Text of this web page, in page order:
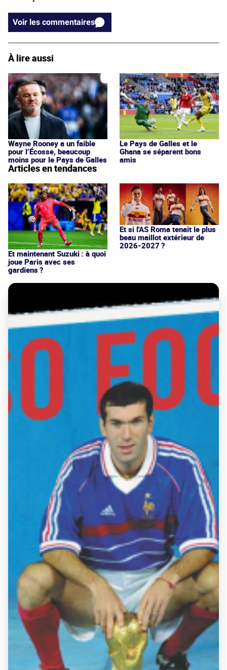
Voir les commentaires
À lire aussi
Wayne Rooney a un faible
pour l’Écosse, beaucoup
moins pour le Pays de Galles
Le Pays de Galles et le
Ghana se séparent bons
amis
Articles en tendances
Et maintenant Suzuki : à quoi
joue Paris avec ses
gardiens ?
Et si l'AS Roma tenait le plus
beau maillot extérieur de
2026-2027 ?